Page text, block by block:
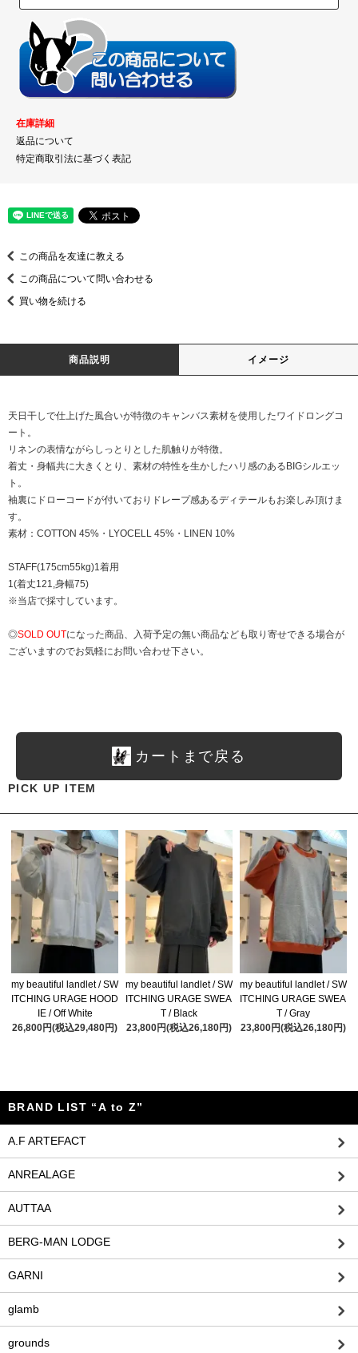
在庫詳細
返品について
特定商取引法に基づく表記
この商品を友達に教える
この商品について問い合わせる
買い物を続ける
商品説明 イメージ
天日干しで仕上げた風合いが特徴のキャンバス素材を使用したワイドロングコ
ート。
リネンの表情ながらしっとりとした肌触りが特徴。
着丈・身幅共に大きくとり、素材の特性を生かしたハリ感のあるBIGシルエッ
ト。
袖裏にドローコードが付いておりドレープ感あるディテールもお楽しみ頂けま
す。
素材：COTTON 45%・LYOCELL 45%・LINEN 10%
STAFF(175cm55kg)1着用
1(着丈121,身幅75)
※当店で採寸しています。
◎SOLD OUTになった商品、入荷予定の無い商品なども取り寄せできる場合が
ございますのでお気軽にお問い合わせ下さい。
カートまで戻る
PICK UP ITEM
my beautiful landlet / SW
ITCHING URAGE HOOD
IE / Off White
26,800円(税込29,480円)
my beautiful landlet / SW
ITCHING URAGE SWEA
T / Black
23,800円(税込26,180円)
my beautiful landlet / SW
ITCHING URAGE SWEA
T / Gray
23,800円(税込26,180円)
BRAND LIST “A to Z”
A.F ARTEFACT
ANREALAGE
AUTTAA
BERG-MAN LODGE
GARNI
glamb
grounds